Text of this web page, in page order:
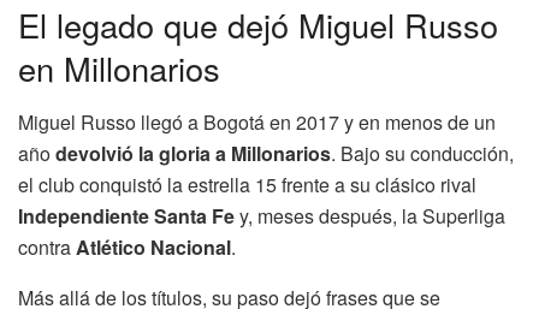
El legado que dejó Miguel Russo
en Millonarios
Miguel Russo llegó a Bogotá en 2017 y en menos de un
añodevolvió la gloria a Millonarios. Bajo su conducción,
el club conquistó la estrella 15 frente a su clásico rival
Independiente Santa Fey, meses después, la Superliga
contraAtlético Nacional.
Más allá de los títulos, su paso dejó frases que se